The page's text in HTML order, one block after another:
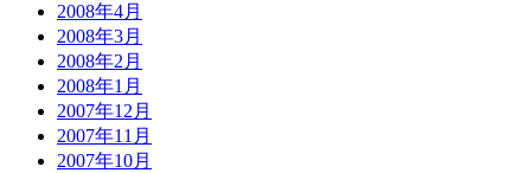
2008年4月
2008年3月
2008年2月
2008年1月
2007年12月
2007年11月
2007年10月